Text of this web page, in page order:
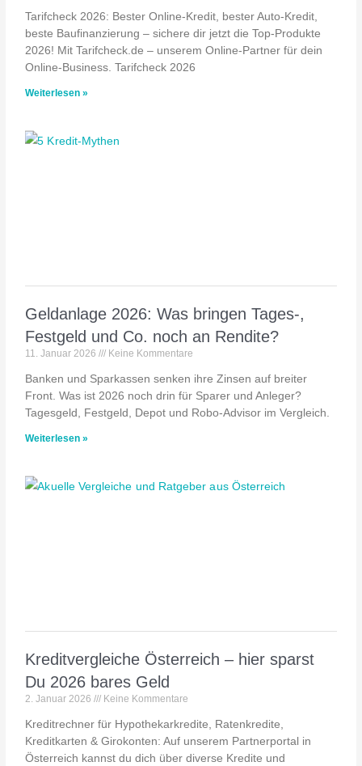
Tarifcheck 2026: Bester Online-Kredit, bester Auto-Kredit,
beste Baufinanzierung – sichere dir jetzt die Top-Produkte
2026! Mit Tarifcheck.de – unserem Online-Partner für dein
Online-Business. Tarifcheck 2026
Weiterlesen »
Geldanlage 2026: Was bringen Tages-,
Festgeld und Co. noch an Rendite?
11. Januar 2026 Keine Kommentare
Banken und Sparkassen senken ihre Zinsen auf breiter
Front. Was ist 2026 noch drin für Sparer und Anleger?
Tagesgeld, Festgeld, Depot und Robo-Advisor im Vergleich.
Weiterlesen »
Kreditvergleiche Österreich – hier sparst
Du 2026 bares Geld
2. Januar 2026 Keine Kommentare
Kreditrechner für Hypothekarkredite, Ratenkredite,
Kreditkarten & Girokonten: Auf unserem Partnerportal in
Österreich kannst du dich über diverse Kredite und